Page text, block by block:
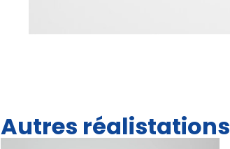
Autres réalistations